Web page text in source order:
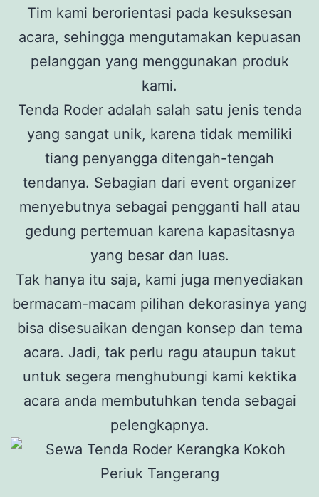
Tim kami berorientasi pada kesuksesan
acara, sehingga mengutamakan kepuasan
pelanggan yang menggunakan produk
kami.
Tenda Roder adalah salah satu jenis tenda
yang sangat unik, karena tidak memiliki
tiang penyangga ditengah-tengah
tendanya. Sebagian dari event organizer
menyebutnya sebagai pengganti hall atau
gedung pertemuan karena kapasitasnya
yang besar dan luas.
Tak hanya itu saja, kami juga menyediakan
bermacam-macam pilihan dekorasinya yang
bisa disesuaikan dengan konsep dan tema
acara. Jadi, tak perlu ragu ataupun takut
untuk segera menghubungi kami kektika
acara anda membutuhkan tenda sebagai
pelengkapnya.